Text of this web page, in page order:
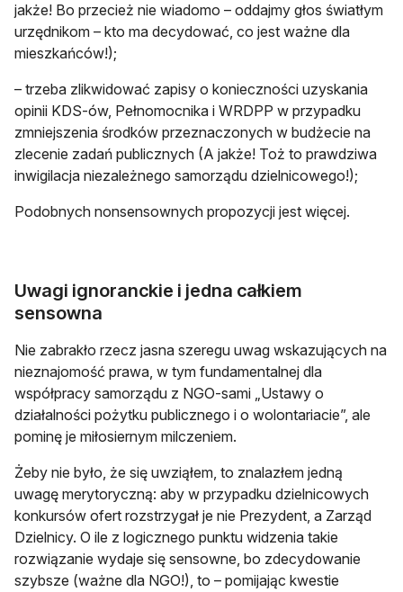
jakże! Bo przecież nie wiadomo – oddajmy głos światłym
urzędnikom – kto ma decydować, co jest ważne dla
mieszkańców!);
– trzeba zlikwidować zapisy o konieczności uzyskania
opinii KDS-ów, Pełnomocnika i WRDPP w przypadku
zmniejszenia środków przeznaczonych w budżecie na
zlecenie zadań publicznych (A jakże! Toż to prawdziwa
inwigilacja niezależnego samorządu dzielnicowego!);
Podobnych nonsensownych propozycji jest więcej.
Uwagi ignoranckie i jedna całkiem
sensowna
Nie zabrakło rzecz jasna szeregu uwag wskazujących na
nieznajomość prawa, w tym fundamentalnej dla
współpracy samorządu z NGO-sami „Ustawy o
działalności pożytku publicznego i o wolontariacie”, ale
pominę je miłosiernym milczeniem.
Żeby nie było, że się uwziąłem, to znalazłem jedną
uwagę merytoryczną: aby w przypadku dzielnicowych
konkursów ofert rozstrzygał je nie Prezydent, a Zarząd
Dzielnicy. O ile z logicznego punktu widzenia takie
rozwiązanie wydaje się sensowne, bo zdecydowanie
szybsze (ważne dla NGO!), to – pomijając kwestie